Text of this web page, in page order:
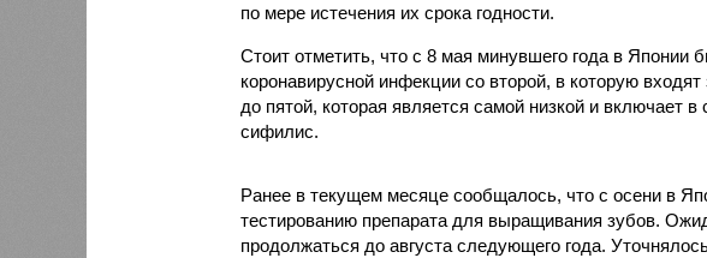
по мере истечения их срока годности.
Стоит отметить, что с 8 мая минувшего года в Японии
коронавирусной инфекции со второй, в которую
до пятой, которая является самой низкой и включает в
сифилис.
Ранее в текущем месяце сообщалось, что с осени в
тестированию препарата для выращивания зубов.
продолжаться до августа следующего года.